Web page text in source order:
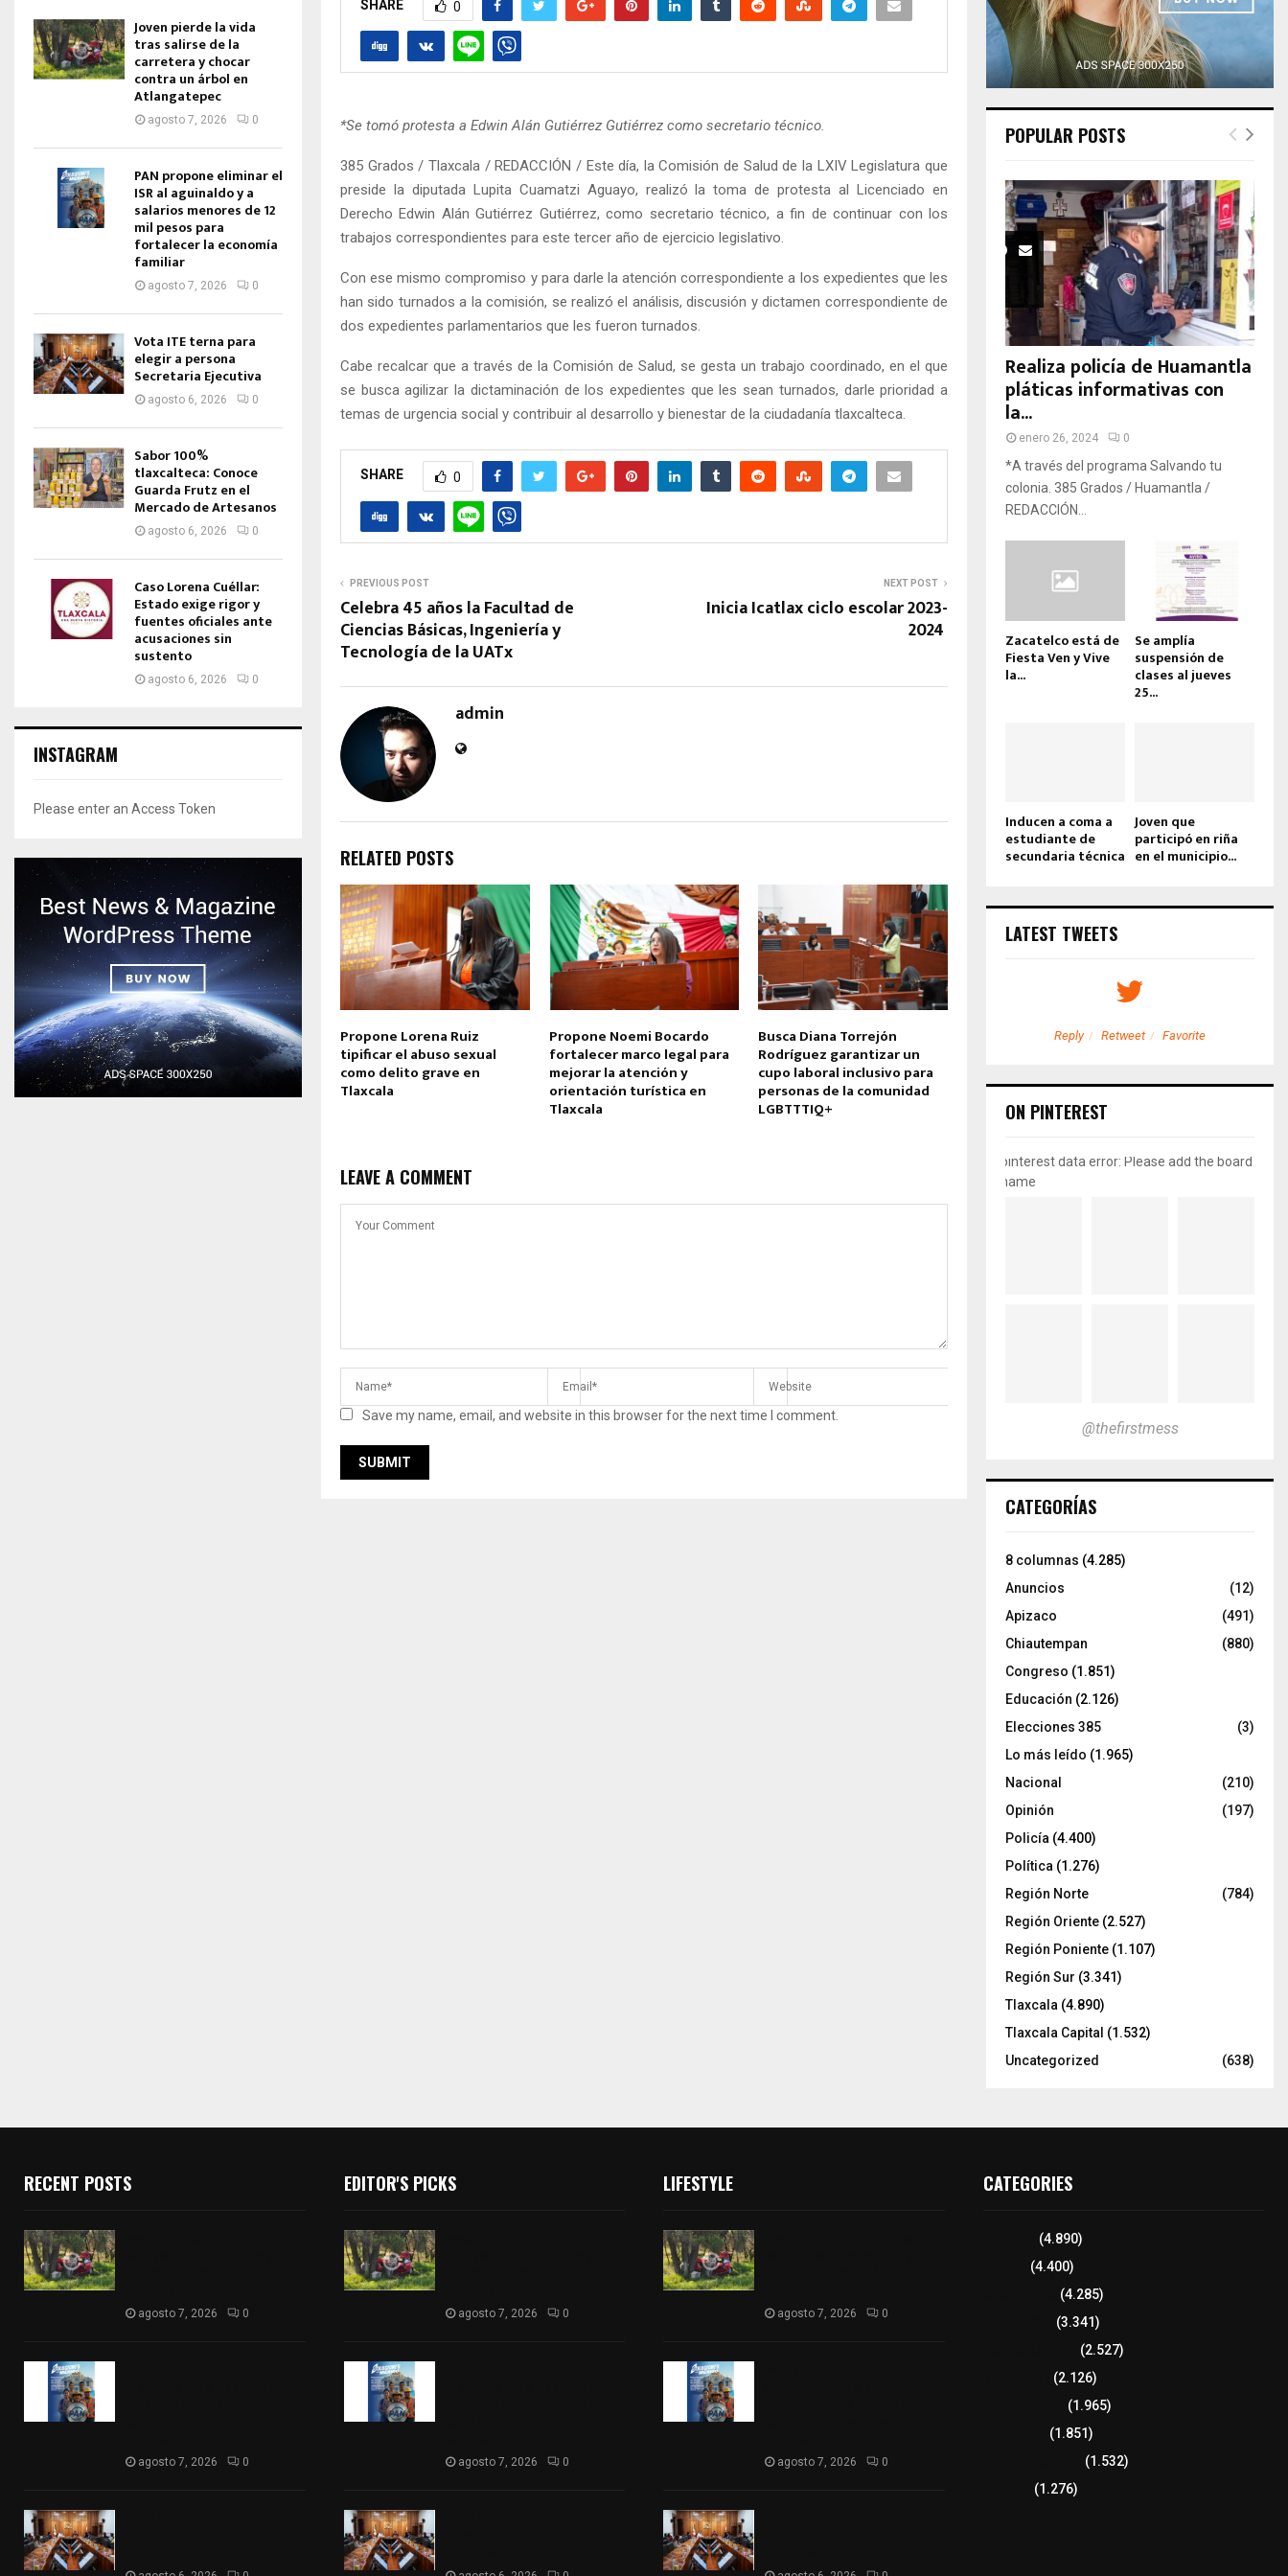
SHARE 0
*Se tomó protesta a Edwin Alán Gutiérrez Gutiérrez como secretario técnico.
385 Grados / Tlaxcala / REDACCIÓN / Este día, la Comisión de Salud de la LXIV Legislatura que
preside la diputada Lupita Cuamatzi Aguayo, realizó la toma de protesta al Licenciado en
Derecho Edwin Alán Gutiérrez Gutiérrez, como secretario técnico, a fin de continuar con los
trabajos correspondientes para este tercer año de ejercicio legislativo.
Con ese mismo compromiso y para darle la atención correspondiente a los expedientes que les
han sido turnados a la comisión, se realizó el análisis, discusión y dictamen correspondiente de
dos expedientes parlamentarios que les fueron turnados.
Cabe recalcar que a través de la Comisión de Salud, se gesta un trabajo coordinado, en el que
se busca agilizar la dictaminación de los expedientes que les sean turnados, darle prioridad a
temas de urgencia social y contribuir al desarrollo y bienestar de la ciudadanía tlaxcalteca.
SHARE 0
PREVIOUS POST
Celebra 45 años la Facultad de
Ciencias Básicas, Ingeniería y
Tecnología de la UATx
NEXT POST
Inicia Icatlax ciclo escolar 2023-
2024
admin
RELATED POSTS
Propone Lorena Ruiz
tipificar el abuso sexual
como delito grave en
Tlaxcala
Propone Noemi Bocardo
fortalecer marco legal para
mejorar la atención y
orientación turística en
Tlaxcala
Busca Diana Torrejón
Rodríguez garantizar un
cupo laboral inclusivo para
personas de la comunidad
LGBTTTIQ+
LEAVE A COMMENT
Save my name, email, and website in this browser for the next time I comment.
Joven pierde la vida
tras salirse de la
carretera y chocar
contra un árbol en
Atlangatepec
agosto 7, 2026 0
PAN propone eliminar el
ISR al aguinaldo y a
salarios menores de 12
mil pesos para
fortalecer la economía
familiar
agosto 7, 2026 0
Vota ITE terna para
elegir a persona
Secretaria Ejecutiva
agosto 6, 2026 0
Sabor 100%
tlaxcalteca: Conoce
Guarda Frutz en el
Mercado de Artesanos
agosto 6, 2026 0
Caso Lorena Cuéllar:
Estado exige rigor y
fuentes oficiales ante
acusaciones sin
sustento
agosto 6, 2026 0
INSTAGRAM
Please enter an Access Token
POPULAR POSTS
Realiza policía de Huamantla
pláticas informativas con
la...
enero 26, 2024 0
*A través del programa Salvando tu
colonia. 385 Grados / Huamantla /
REDACCIÓN...
Zacatelco está de
Fiesta Ven y Vive
la...
Se amplía
suspensión de
clases al jueves
25...
Inducen a coma a
estudiante de
secundaria técnica
Joven que
participó en riña
en el municipio...
LATEST TWEETS
Reply Retweet Favorite Reply Retweet Reply Retweet Favorite
ON PINTEREST
pinterest data error: Please add the board
name
@thefirstmess
CATEGORÍAS
8 columnas (4.285)
Anuncios
(12)
Apizaco
(491)
Chiautempan
(880)
Congreso (1.851)
Educación (2.126)
Elecciones 385
(3)
Lo más leído (1.965)
Nacional
(210)
Opinión
(197)
Policía (4.400)
Política (1.276)
Región Norte
(784)
Región Oriente (2.527)
Región Poniente (1.107)
Región Sur (3.341)
Tlaxcala (4.890)
Tlaxcala Capital (1.532)
Uncategorized
(638)
RECENT POSTS
agosto 7, 2026 0
agosto 7, 2026 0
EDITOR'S PICKS
agosto 7, 2026 0
agosto 7, 2026 0
LIFESTYLE
agosto 7, 2026 0
agosto 7, 2026 0
CATEGORIES
(4.890)
(4.400)
(4.285)
(3.341)
(2.527)
(2.126)
(1.965)
(1.851)
(1.532)
(1.276)